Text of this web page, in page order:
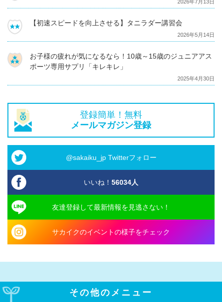
2026年7月13日
【初速スピードを向上させる】タニラダー講習会
2026年5月14日
お子様の疲れが気になるなら！10歳～15歳のジュニアアス
ポーツ専用サプリ「キレキレ」
2025年4月30日
登録簡単！無料
メールマガジン登録
@sakaiku_jp Twitterフォロー
いいね！ 56034人
友達登録して最新情報を見逃さない！
サカイクのイベントの様子をチェック
その他のメニュー